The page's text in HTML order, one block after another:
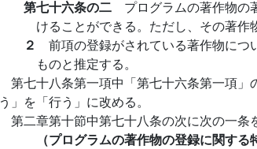
第七十六条の二 プログラムの著作物の
けることができる。ただし、その著作
２ 前項の登録がされている著作物に
ものと推定する。
第七十八条第一項中「第七十六条第一項
う」を「行う」に改める。
第二章第十節中第七十八条の次に次の一条
（プログラムの著作物の登録に関する